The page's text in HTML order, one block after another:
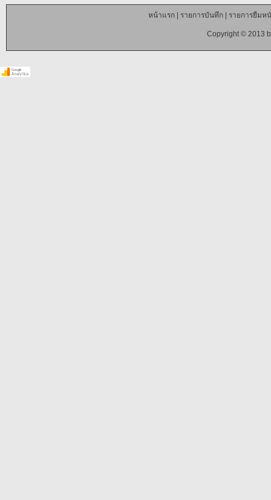
หน้าแรก| รายการบันทึก| รายการยืมห
Copyright © 2013